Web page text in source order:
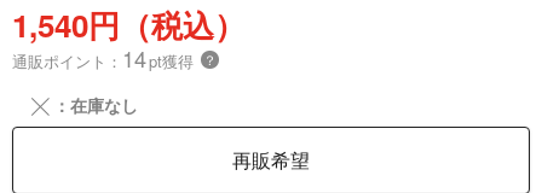
1,540円（税込）
通販ポイント： 14pt獲得 ？
╳ ：在庫なし
再販希望